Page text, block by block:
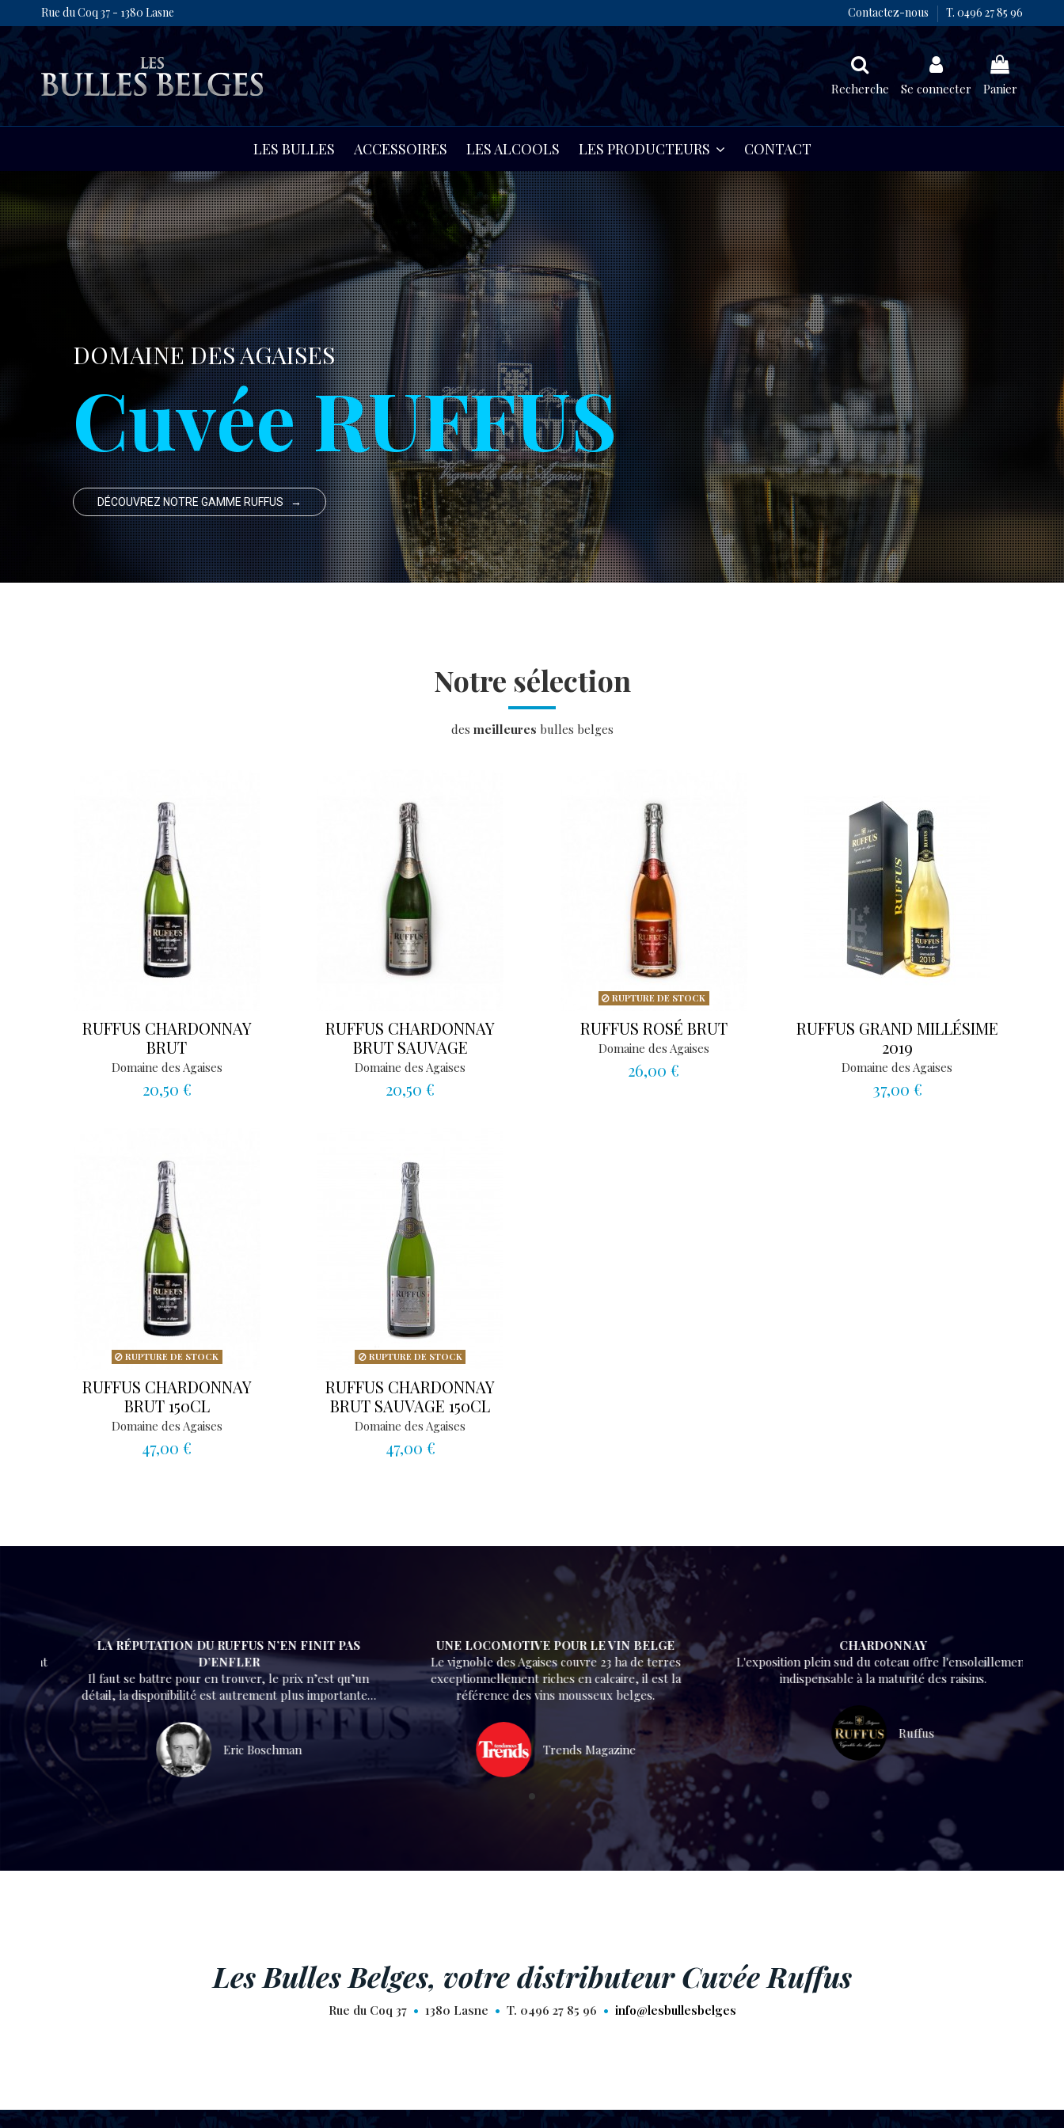
Rue du Coq 37 - 1380 Lasne Contactez-nous T. 0496 27 85 96
Recherche Se connecter Panier
LES BULLES ACCESSOIRES LES ALCOOLS LES PRODUCTEURS CONTACT
Cuvée RUFFUS
DOMAINE DES AGAISES
DÉCOUVREZ NOTRE GAMME RUFFUS →
Notre sélection
des meilleures bulles belges
RUFFUS CHARDONNAY
BRUT
Domaine des Agaises
20,50 €
RUFFUS CHARDONNAY
BRUT SAUVAGE
Domaine des Agaises
20,50 €
RUPTURE DE STOCK
RUFFUS ROSÉ BRUT
Domaine des Agaises
26,00 €
RUFFUS GRAND MILLÉSIME
2019
Domaine des Agaises
37,00 €
RUPTURE DE STOCK
RUFFUS CHARDONNAY
BRUT 150CL
Domaine des Agaises
47,00 €
RUPTURE DE STOCK
RUFFUS CHARDONNAY
BRUT SAUVAGE 150CL
Domaine des Agaises
47,00 €
LA RÉPUTATION DU RUFFUS N’EN FINIT PAS
D’ENFLER
Il faut se battre pour en trouver, le prix n’est qu’un
détail, la disponibilité est autrement plus importante…
Eric Boschman
UNE LOCOMOTIVE POUR LE VIN BELGE
Le vignoble des Agaises couvre 23 ha de terres
exceptionnellement riches en calcaire, il est la
référence des vins mousseux belges.
Trends Magazine
CHARDONNAY
L'exposition plein sud du coteau offre l'ensoleillement
indispensable à la maturité des raisins.
Ruffus
Les Bulles Belges, votre distributeur Cuvée Ruffus
Rue du Coq 37 • 1380 Lasne • T. 0496 27 85 96 • info@lesbullesbelges